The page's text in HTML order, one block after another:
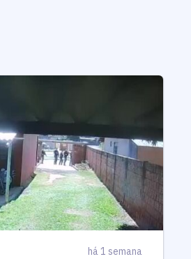
há 1 semana